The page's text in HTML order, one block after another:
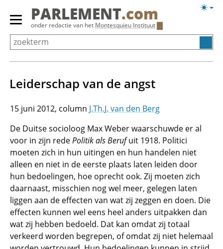
Overslaan
Primair
menu
tonen/verbergen
PARLEMENT.com
onder redactie van het Montesquieu Instituut
Leiderschap van de angst
15 juni 2012
J.Th.J. van den Berg
De Duitse socioloog Max Weber waarschuwde er al
voor in zijn redePolitik als Berufuit 1918. Politici
moeten zich in hun uitingen en hun handelen niet
alleen en niet in de eerste plaats laten leiden door
hun bedoelingen, hoe oprecht ook. Zij moeten zich
daarnaast, misschien nog wel meer, gelegen laten
liggen aan de effecten van wat zij zeggen en doen. Die
effecten kunnen wel eens heel anders uitpakken dan
wat zij hebben bedoeld. Dat kan omdat zij totaal
verkeerd worden begrepen, of omdat zij niet helemaal